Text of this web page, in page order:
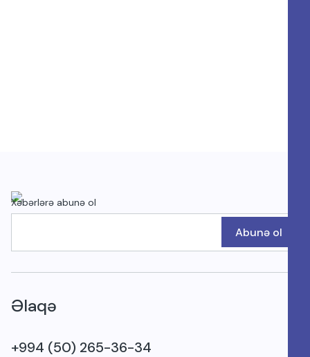
Xəbərlərə abunə ol
Abunə ol
Əlaqə
+994 (50) 265-36-34